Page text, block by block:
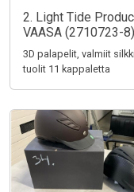
2. Light Tide
VAASA (2710723-8)
3D palapelit, valmiit
tuolit 11 kappaletta